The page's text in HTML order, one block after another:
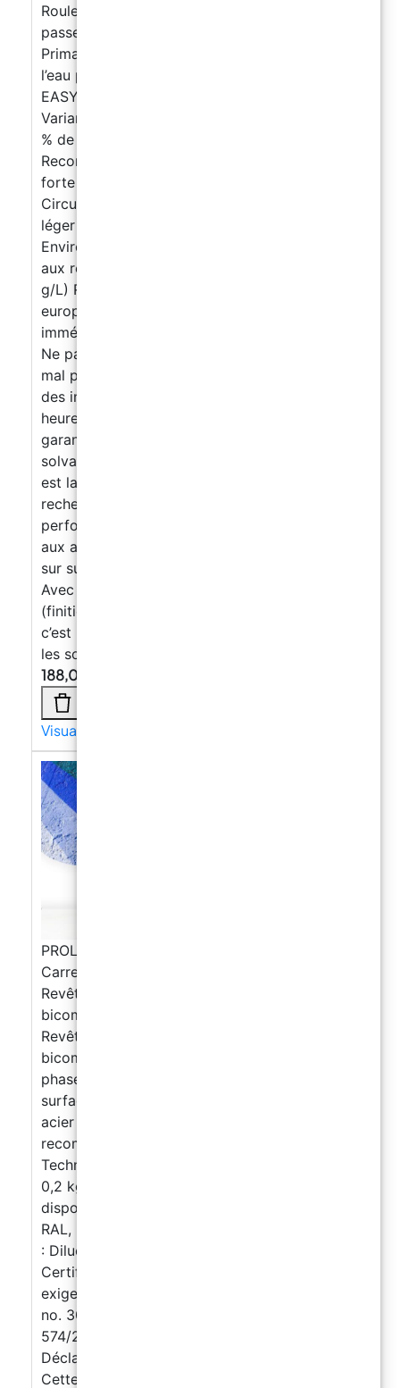
Rouleau à poils courts ou pulvérisation, en
passes croisées pour une finition uniforme
Primaire : EASY FLOOR dilué à 25 % avec de
l’eau propre Deuxième couche de finition :
EASY FLOOR dilué à 20 % avec de l’eau propre
Variantes de finition : Antidérapant : Ajouter 5
% de sable de quartz Protection transparente :
Recommandée sur couleurs vives ou zones à
forte usure Temps de remise en service :
Circulation piétonne : 18–24 heures Trafic
léger : 36–48 heures Trafic intense : 72 heures
Environnement et sécurité : COV : Conforme
aux règlements UE (catégorie A/j, max. 140
g/L) REACH : Conforme à la réglementation
européenne Nettoyage des outils : À l’eau
immédiatement après usage Avertissements :
Ne pas appliquer sur supports instables ou
mal préparés Protéger le produit de l’eau et
des intempéries durant les 24 premières
heures Éviter les mélanges partiels pour
garantir l’homogénéité Ne pas diluer avec des
solvants organiques Conclusion : EASY FLOOR
est la solution idéale pour ceux qui
recherchent un revêtement époxy haute
performance, résistant et polyvalent, adapté
aux applications industrielles et civiles, même
sur surfaces humides sans barrière à la vapeur.
Avec ses options de personnalisation
(finitions, couleurs, résistance antidérapante),
c’est un choix fiable pour protéger et valoriser
les sols.
188,09
Visualizza di più →
PROLUX – Peinture Carrossable pour
Carrelage, Béton, Plastique et Métal
Revêtement polyuréthanique coloré
bicomposant avec finition brillante.
Revêtement polyuréthanique aliphatique
bicomposant, résistant aux UV, coloré, en
phase solvant, pour la finition brillante de
surfaces en béton, en fibre de verre et en
acier Propriétés principales Usages
recommandés Nos couleurs: Caractéristiques
Techniques Consommation indicative : 0,15 –
0,2 kg/m² par couche. Conditionnements
disponibles : A+B de 1 kg. Couleur disponible :
RAL, NCS – finition uniforme brillante. Dilution
: Diluent polyuréthane. Résidu sec : 55 % v/v.
Certifications et Conformités – Conforme aux
exigences suivantes : Règlement Européen EU
no. 305/2011 Règlement Européen EU no.
574/2014 Marquage CE selon EN 1504-2 et
Déclaration de Performance (DoP) associée.
Cette finition polyuréthane est un choix